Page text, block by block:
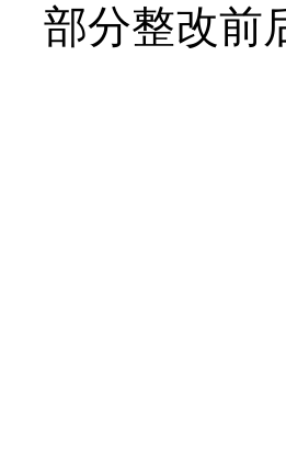
部分整改前